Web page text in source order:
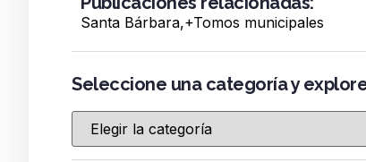
Santa Bárbara,+Tomos municipales
Seleccione una categoría y